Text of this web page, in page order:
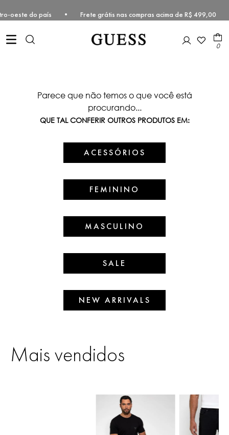
oeste do país • Frete grátis nas compras acima de R$
0
Parece que não temos o que você está
procurando...
QUE TAL CONFERIR OUTROS PRODUTOS EM:
ACESSÓRIOS
FEMININO
MASCULINO
SALE
NEW ARRIVALS
Mais vendidos